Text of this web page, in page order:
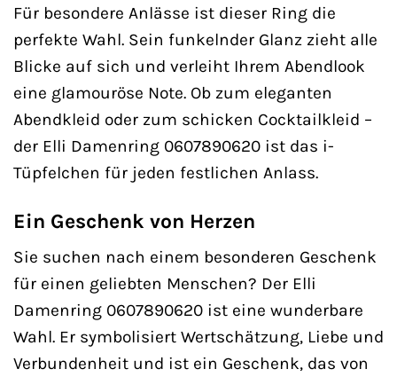
Für besondere Anlässe ist dieser Ring die
perfekte Wahl. Sein funkelnder Glanz zieht alle
Blicke auf sich und verleiht Ihrem Abendlook
eine glamouröse Note. Ob zum eleganten
Abendkleid oder zum schicken Cocktailkleid –
der Elli Damenring 0607890620 ist das i-
Tüpfelchen für jeden festlichen Anlass.
Ein Geschenk von Herzen
Sie suchen nach einem besonderen Geschenk
für einen geliebten Menschen? Der Elli
Damenring 0607890620 ist eine wunderbare
Wahl. Er symbolisiert Wertschätzung, Liebe und
Verbundenheit und ist ein Geschenk, das von